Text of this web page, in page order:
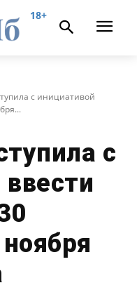
18+
с инициативой
с